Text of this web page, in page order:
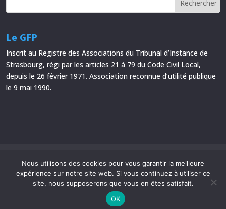
Le GFP
Inscrit au Registre des Associations du Tribunal d’Instance de
Strasbourg, régi par les articles 21 à 79 du Code Civil Local,
depuis le 26 février 1971. Association reconnue d’utilité publique
le 9 mai 1990.
Le Groupe Français d’Études et d’Applications des Polymères
Nous utilisons des cookies pour vous garantir la meilleure
expérience sur notre site web. Si vous continuez à utiliser ce
site, nous supposerons que vous en êtes satisfait.
OK